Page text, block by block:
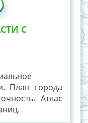
С
План города
Атлас